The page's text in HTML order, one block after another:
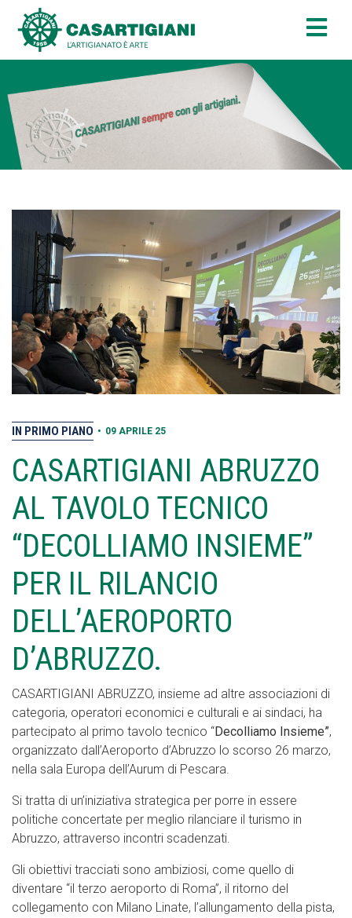
IN PRIMO PIANO • 09 APRILE 25
CASARTIGIANI ABRUZZO
AL TAVOLO TECNICO
“DECOLLIAMO INSIEME”
PER IL RILANCIO
DELL’AEROPORTO
D’ABRUZZO.
CASARTIGIANI ABRUZZO, insieme ad altre associazioni di
categoria, operatori economici e culturali e ai sindaci, ha
partecipato al primo tavolo tecnico “Decolliamo Insieme”,
organizzato dall’Aeroporto d’Abruzzo lo scorso 26 marzo,
nella sala Europa dell’Aurum di Pescara.
Si tratta di un’iniziativa strategica per porre in essere
politiche concertate per meglio rilanciare il turismo in
Abruzzo, attraverso incontri scadenzati.
Gli obiettivi tracciati sono ambiziosi, come quello di
diventare “il terzo aeroporto di Roma”, il ritorno del
collegamento con Milano Linate, l’allungamento della pista,